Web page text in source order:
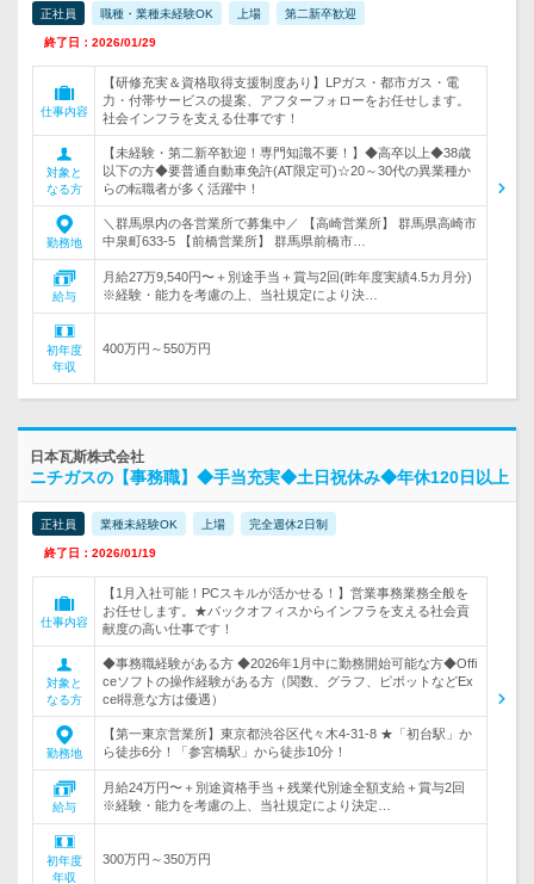
正社員 職種・業種未経験OK 上場 第二新卒歓迎
終了日：2026/01/29
仕事内容
【研修充実＆資格取得支援制度あり】LPガス・都市ガス・電
力・付帯サービスの提案、アフターフォローをお任せします。
社会インフラを支える仕事です！
対象と
なる方
【未経験・第二新卒歓迎！専門知識不要！】◆高卒以上◆38歳
以下の方◆要普通自動車免許(AT限定可)☆20～30代の異業種か
らの転職者が多く活躍中！
勤務地
＼群馬県内の各営業所で募集中／ 【高崎営業所】 群馬県高崎市
中泉町633-5 【前橋営業所】 群馬県前橋市…
給与
月給27万9,540円〜＋別途手当＋賞与2回(昨年度実績4.5カ月分)
※経験・能力を考慮の上、当社規定により決…
初年度
年収
400万円～550万円
日本瓦斯株式会社
ニチガスの【事務職】◆手当充実◆土日祝休み◆年休120日以上
正社員 業種未経験OK 上場 完全週休2日制
終了日：2026/01/19
仕事内容
【1月入社可能！PCスキルが活かせる！】営業事務業務全般を
お任せします。★バックオフィスからインフラを支える社会貢
献度の高い仕事です！
対象と
なる方
◆事務職経験がある方 ◆2026年1月中に勤務開始可能な方◆Offi
ceソフトの操作経験がある方（関数、グラフ、ピボットなどEx
cel得意な方は優遇）
勤務地
【第一東京営業所】東京都渋谷区代々木4-31-8 ★「初台駅」か
ら徒歩6分！「参宮橋駅」から徒歩10分！
給与
月給24万円〜＋別途資格手当＋残業代別途全額支給＋賞与2回
※経験・能力を考慮の上、当社規定により決定…
初年度
年収
300万円～350万円